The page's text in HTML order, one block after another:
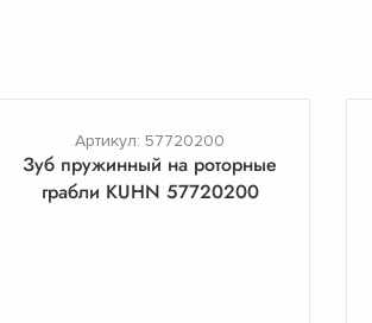
Артикул: 57720200
Зуб пружинный на роторные
грабли KUHN 57720200